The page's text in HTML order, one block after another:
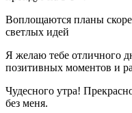
Воплощаются планы
светлых идей
Я желаю тебе отличного
позитивных моментов и
Чудесного утра!
без меня.